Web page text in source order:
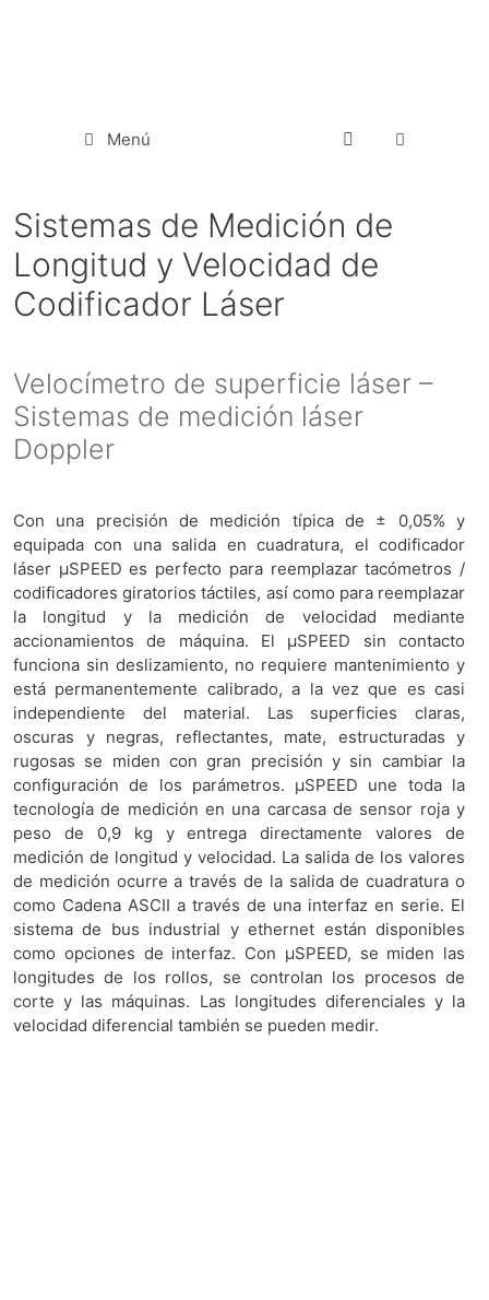
Menú
Sistemas de Medición de
Longitud y Velocidad de
Codificador Láser
Velocímetro de superficie láser –
Sistemas de medición láser
Doppler
Con una precisión de medición típica de ± 0,05% y
equipada con una salida en cuadratura, el codificador
láser μSPEED es perfecto para reemplazar tacómetros /
codificadores giratorios táctiles, así como para reemplazar
la longitud y la medición de velocidad mediante
accionamientos de máquina. El μSPEED sin contacto
funciona sin deslizamiento, no requiere mantenimiento y
está permanentemente calibrado, a la vez que es casi
independiente del material. Las superficies claras,
oscuras y negras, reflectantes, mate, estructuradas y
rugosas se miden con gran precisión y sin cambiar la
configuración de los parámetros. μSPEED une toda la
tecnología de medición en una carcasa de sensor roja y
peso de 0,9 kg y entrega directamente valores de
medición de longitud y velocidad. La salida de los valores
de medición ocurre a través de la salida de cuadratura o
como Cadena ASCII a través de una interfaz en serie. El
sistema de bus industrial y ethernet están disponibles
como opciones de interfaz. Con μSPEED, se miden las
longitudes de los rollos, se controlan los procesos de
corte y las máquinas. Las longitudes diferenciales y la
velocidad diferencial también se pueden medir.